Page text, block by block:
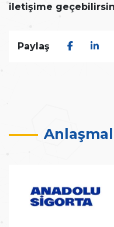
iletişime
Paylaş